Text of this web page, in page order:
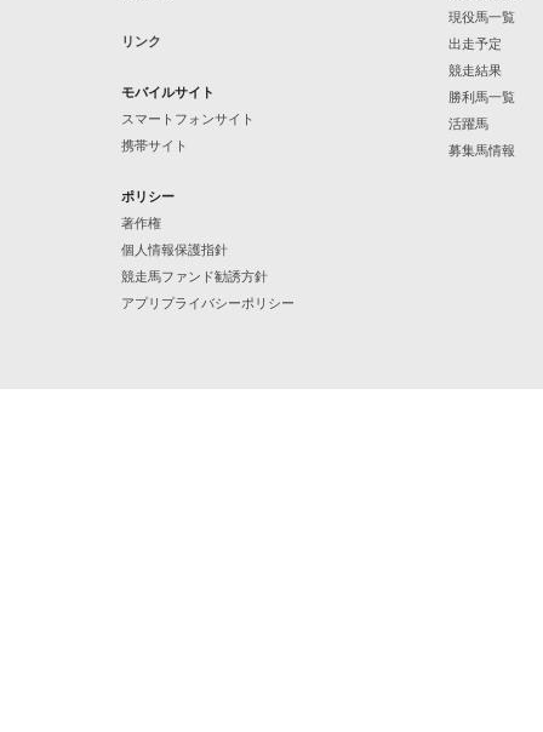
リンク
モバイルサイト
スマートフォンサイト
携帯サイト
ポリシー
著作権
個人情報保護指針
競走馬ファンド勧誘方針
アプリプライバシーポリシー
現役馬一覧
出走予定
競走結果
勝利馬一覧
活躍馬
募集馬情報